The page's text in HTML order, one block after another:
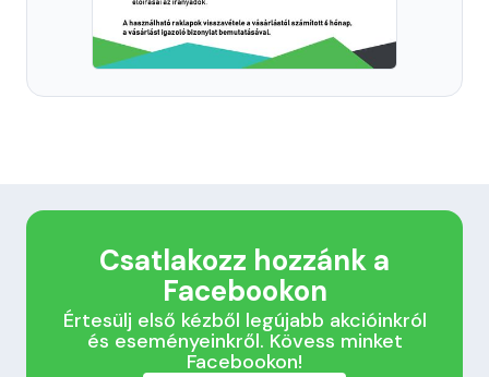
Csatlakozz hozzánk a
Facebookon
Értesülj első kézből legújabb akcióinkról
és eseményeinkről. Kövess minket
Facebookon!